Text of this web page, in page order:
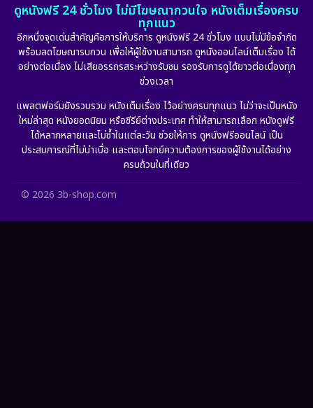
Film
Gothic (6)
HBO GO (10)
HBO Max (2)
Healing
Heist (7)
ดูหนังฟรี 24 ชั่วโมง ไม่มีโฆษณากวนใจ หนังเต็มเรื่องครบ
ทุกแนว
อีกหนึ่งจุดเด่นสำคัญคือการให้บริการ ดูหนังฟรี 24 ชั่วโมง แบบไม่มีข้อจำกัด
พร้อมลดโฆษณารบกวน เพื่อให้ผู้ใช้งานสามารถ ดูหนังออนไลน์เต็มเรื่อง ได้
อย่างต่อเนื่อง ไม่เสียอรรถรสระหว่างรับชม รองรับการดูได้ยาวต่อเนื่องทุก
ช่วงเวลา
แพลตฟอร์มยังรวบรวม หนังเต็มเรื่อง ไว้อย่างครบทุกแนว ไม่ว่าจะเป็นหนัง
ใหม่ล่าสุด หนังยอดนิยม หรือซีรีย์ต่างประเทศ ทำให้สามารถเลือก หนังดูฟรี
ได้หลากหลายและไม่ซ้ำในแต่ละวัน ช่วยให้การ ดูหนังฟรีออนไลน์ เป็น
ประสบการณ์ที่ไม่น่าเบื่อ และตอบโจทย์ความต้องการของผู้ใช้งานได้อย่าง
ครบถ้วนในที่เดียว
© 2026 3b-shop.com